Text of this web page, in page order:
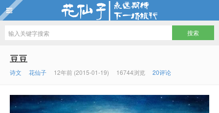
豆豆
诗文 花仙子 12年前 (2015-01-19) 16744浏览 20评论